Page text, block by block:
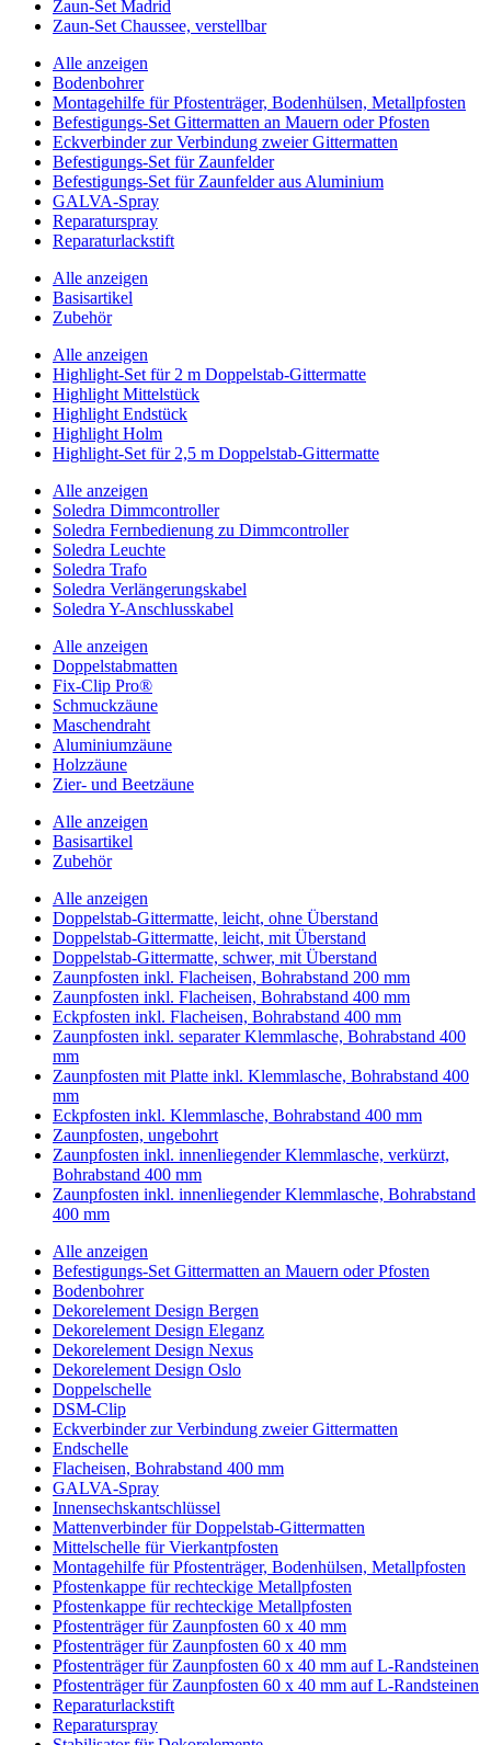
Zaun-Set Madrid
Zaun-Set Chaussee, verstellbar
Alle anzeigen
Bodenbohrer
Montagehilfe für Pfostenträger, Bodenhülsen, Metallpfosten
Befestigungs-Set Gittermatten an Mauern oder Pfosten
Eckverbinder zur Verbindung zweier Gittermatten
Befestigungs-Set für Zaunfelder
Befestigungs-Set für Zaunfelder aus Aluminium
GALVA-Spray
Reparaturspray
Reparaturlackstift
Alle anzeigen
Basisartikel
Zubehör
Alle anzeigen
Highlight-Set für 2 m Doppelstab-Gittermatte
Highlight Mittelstück
Highlight Endstück
Highlight Holm
Highlight-Set für 2,5 m Doppelstab-Gittermatte
Alle anzeigen
Soledra Dimmcontroller
Soledra Fernbedienung zu Dimmcontroller
Soledra Leuchte
Soledra Trafo
Soledra Verlängerungskabel
Soledra Y-Anschlusskabel
Alle anzeigen
Doppelstabmatten
Fix-Clip Pro®
Schmuckzäune
Maschendraht
Aluminiumzäune
Holzzäune
Zier- und Beetzäune
Alle anzeigen
Basisartikel
Zubehör
Alle anzeigen
Doppelstab-Gittermatte, leicht, ohne Überstand
Doppelstab-Gittermatte, leicht, mit Überstand
Doppelstab-Gittermatte, schwer, mit Überstand
Zaunpfosten inkl. Flacheisen, Bohrabstand 200 mm
Zaunpfosten inkl. Flacheisen, Bohrabstand 400 mm
Eckpfosten inkl. Flacheisen, Bohrabstand 400 mm
Zaunpfosten inkl. separater Klemmlasche, Bohrabstand 400
mm
Zaunpfosten mit Platte inkl. Klemmlasche, Bohrabstand 400
mm
Eckpfosten inkl. Klemmlasche, Bohrabstand 400 mm
Zaunpfosten, ungebohrt
Zaunpfosten inkl. innenliegender Klemmlasche, verkürzt,
Bohrabstand 400 mm
Zaunpfosten inkl. innenliegender Klemmlasche, Bohrabstand
400 mm
Alle anzeigen
Befestigungs-Set Gittermatten an Mauern oder Pfosten
Bodenbohrer
Dekorelement Design Bergen
Dekorelement Design Eleganz
Dekorelement Design Nexus
Dekorelement Design Oslo
Doppelschelle
DSM-Clip
Eckverbinder zur Verbindung zweier Gittermatten
Endschelle
Flacheisen, Bohrabstand 400 mm
GALVA-Spray
Innensechskantschlüssel
Mattenverbinder für Doppelstab-Gittermatten
Mittelschelle für Vierkantpfosten
Montagehilfe für Pfostenträger, Bodenhülsen, Metallpfosten
Pfostenkappe für rechteckige Metallpfosten
Pfostenkappe für rechteckige Metallpfosten
Pfostenträger für Zaunpfosten 60 x 40 mm
Pfostenträger für Zaunpfosten 60 x 40 mm
Pfostenträger für Zaunpfosten 60 x 40 mm auf L-Randsteinen
Pfostenträger für Zaunpfosten 60 x 40 mm auf L-Randsteinen
Reparaturlackstift
Reparaturspray